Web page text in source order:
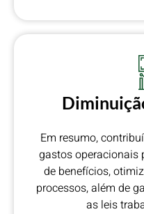
Em resumo,
gastos operacionais
de benefícios,
processos, além de
as leis